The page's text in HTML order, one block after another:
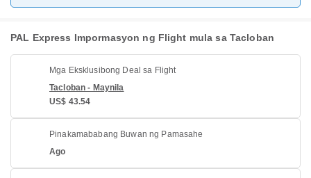
PAL Express Impormasyon ng Flight mula sa Tacloban
Mga Eksklusibong Deal sa Flight
Tacloban - Maynila
US$ 43.54
Pinakamababang Buwan ng Pamasahe
Ago